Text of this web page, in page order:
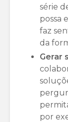
série
possa
faz
da
Gerar
por